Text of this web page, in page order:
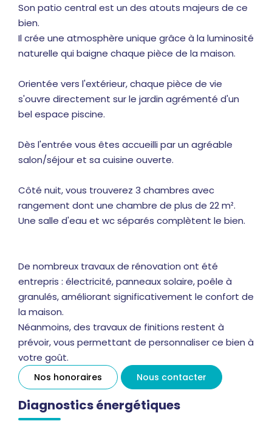
Son patio central est un des atouts majeurs de ce
bien.
Il crée une atmosphère unique grâce à la luminosité
naturelle qui baigne chaque pièce de la maison.
Orientée vers l'extérieur, chaque pièce de vie
s'ouvre directement sur le jardin agrémenté d'un
bel espace piscine.
Dès l'entrée vous êtes accueilli par un agréable
salon/séjour et sa cuisine ouverte.
Côté nuit, vous trouverez 3 chambres avec
rangement dont une chambre de plus de 22 m².
Une salle d'eau et wc séparés complètent le bien.
De nombreux travaux de rénovation ont été
entrepris : électricité, panneaux solaire, poêle à
granulés, améliorant significativement le confort de
la maison.
Néanmoins, des travaux de finitions restent à
prévoir, vous permettant de personnaliser ce bien à
votre goût.
Nos honoraires Nous contacter
Diagnostics énergétiques